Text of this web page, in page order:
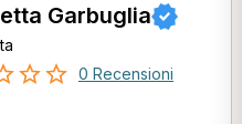
Garbuglia
0 Recensioni